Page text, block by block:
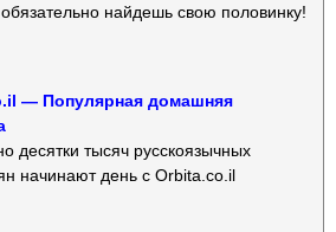
найдешь свою половинку!
— Популярная домашняя
десятки тысяч русскоязычных
начинают день с Orbita.co.il